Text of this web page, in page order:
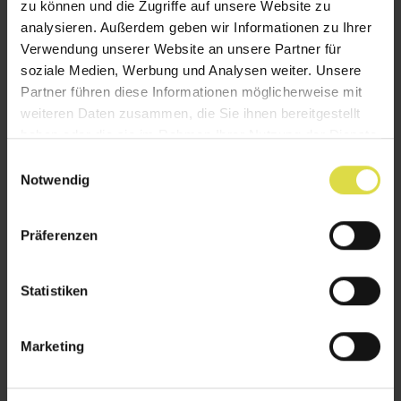
zu können und die Zugriffe auf unsere Website zu
analysieren. Außerdem geben wir Informationen zu Ihrer
Verwendung unserer Website an unsere Partner für
soziale Medien, Werbung und Analysen weiter. Unsere
Partner führen diese Informationen möglicherweise mit
weiteren Daten zusammen, die Sie ihnen bereitgestellt
haben oder die sie im Rahmen Ihrer Nutzung der Dienste
Notwendig
Präferenzen
Statistiken
Marketing
positive Raumakustik
Blickschutz
verschiedene Designs und Farben